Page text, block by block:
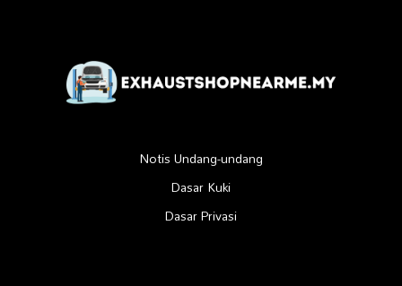
Notis Undang-undang
Dasar Kuki
Dasar Privasi